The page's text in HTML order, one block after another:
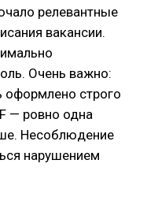
релевантные
вакансии.
Очень важно:
строго
— ровно одна
Несоблюдение
нарушением